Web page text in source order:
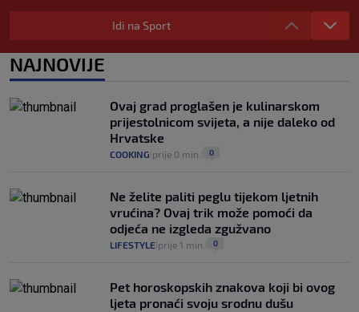
Provjerili smo "što ćemo onda" ako
Plenković na 15 dana ukine mjere: "Ne bi
se dogodilo ništa. Vlada se zaljubila u te
intervencije"
Analitičar o Mostu: Oni su u yin-yang
poziciji i imaju drugog najpoznatijeg
bravara u povijesti Hrvatske
Idi na Sport
NAJNOVIJE
Ovaj grad proglašen je kulinarskom
prijestolnicom svijeta, a nije daleko od
Hrvatske
COOKING prije 0 min. 0
Ne želite paliti peglu tijekom ljetnih
vrućina? Ovaj trik može pomoći da
odjeća ne izgleda zgužvano
LIFESTYLE prije 1 min. 0
Pet horoskopskih znakova koji bi ovog
ljeta pronaći svoju srodnu dušu